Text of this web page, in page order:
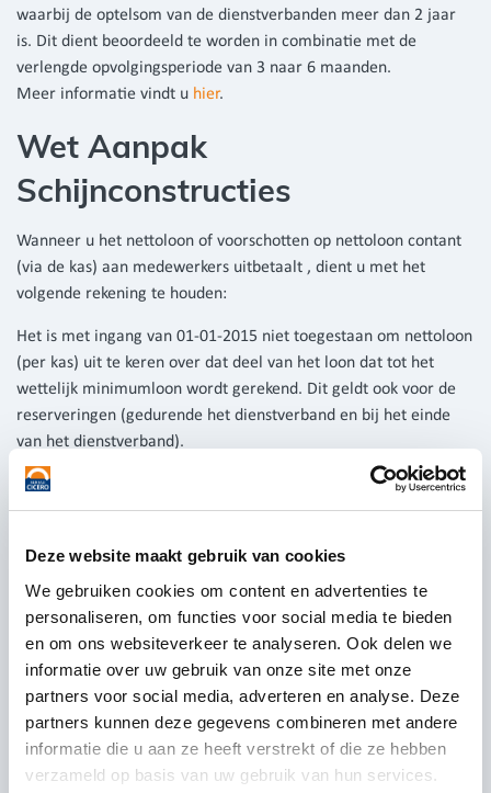
Deze website maakt gebruik van cookies
We gebruiken cookies om content en advertenties te
personaliseren, om functies voor social media te bieden
en om ons websiteverkeer te analyseren. Ook delen we
informatie over uw gebruik van onze site met onze
partners voor social media, adverteren en analyse. Deze
partners kunnen deze gegevens combineren met andere
informatie die u aan ze heeft verstrekt of die ze hebben
verzameld op basis van uw gebruik van hun services.
waarbij de optelsom van de dienstverbanden meer dan 2 jaar
is. Dit dient beoordeeld te worden in combinatie met de
verlengde opvolgingsperiode van 3 naar 6 maanden.
Meer informatie vindt u hier.
Wet Aanpak
Schijnconstructies
Wanneer u het nettoloon of voorschotten op nettoloon contant
(via de kas) aan medewerkers uitbetaalt , dient u met het
volgende rekening te houden:
Het is met ingang van 01-01-2015 niet toegestaan om nettoloon
(per kas) uit te keren over dat deel van het loon dat tot het
wettelijk minimumloon wordt gerekend. Dit geldt ook voor de
reserveringen (gedurende het dienstverband en bij het einde
van het dienstverband).
Verdient een medewerker een salaris net boven het
minimumloon, dan moet u zeer goed opletten dat bij betalingen
het minimumloon.
Werkkostenregeling
De werkkostenregeling (WKR) is met ingang van 01-01-2015
verplicht voor alle werkgevers.
In uw administratie moet u onderscheid maken tussen de
verschillende soorten (onkosten)vergoedingen die u aan uw
medewerkers verstrekt. Over dit onderwerp worden veel